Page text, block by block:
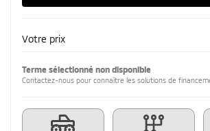
Votre prix
Terme sélectionné non disponible
Contactez-nous pour connaître les solutions de